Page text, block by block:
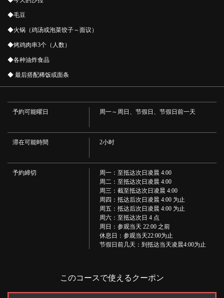
◆毛豆
◆火锅（鸡汤或泡菜饺子～面议）
◆烤鸡肉串3个（人数）
◆各种油炸食品
◆ 最后搭配稀饭或面条
予約可能曜日 周一～周日、节假日、节假日前一天
滞在可能時間 2小时
予約締切
周一：至抵达次日凌晨 4:00
周二：至抵达次日凌晨 4:00
周三：截至抵达次日凌晨 4:00
周四：抵达后次日凌晨 4:00 为止
周五：抵达后次日凌晨 4:00 为止
周六：至抵达次日 4 点
周日：参观当天 22:00 之前
休息日：参观当天22:00为止
节假日前几天：到抵达当天凌晨4:00为止
このコースで使えるクーポン
【大家都很温暖！！】火锅套餐♪7道菜品3500日元（含
税）！！！ | 50円焼き鳥 絶好鳥 市川店
千葉県市川市市川１-２-５ オッセイビル２階
https://akr8213898010.owst.jp/courses/12292618
お店情報をコピー